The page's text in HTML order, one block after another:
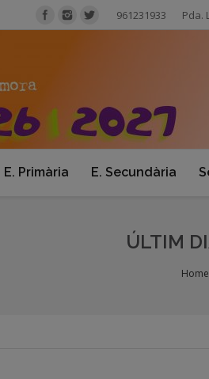
961231933 Pda.
E. Primària E. Secundària
ÚLTIM
Home